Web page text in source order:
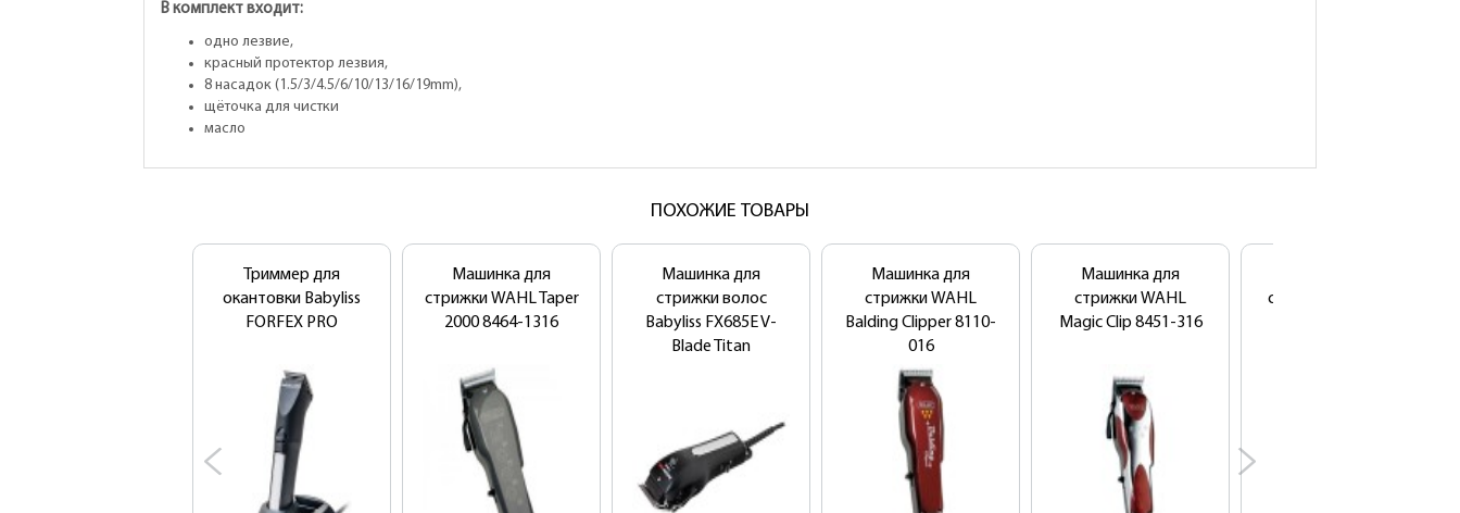
В комплект входит:
одно лезвие,
красный протектор лезвия,
8 насадок (1.5/3/4.5/6/10/13/16/19mm),
щёточка для чистки
масло
ПОХОЖИЕ ТОВАРЫ
Триммер для
окантовки Babyliss
FORFEX PRO
Машинка для
стрижки WAHL Taper
2000 8464-1316
Машинка для
стрижки волос
Babyliss FX685E V-
Blade Titan
Машинка для
стрижки WAHL
Balding Clipper 8110-
016
Машинка для
стрижки WAHL
Magic Clip 8451-316
стрижки WAHL Icon